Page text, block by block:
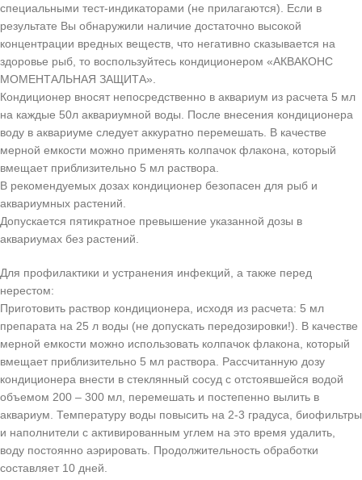
специальными тест-индикаторами (не прилагаются). Если в
результате Вы обнаружили наличие достаточно высокой
концентрации вредных веществ, что негативно сказывается на
здоровье рыб, то воспользуйтесь кондиционером «АКВАКОНС
МОМЕНТАЛЬНАЯ ЗАЩИТА».
Кондиционер вносят непосредственно в аквариум из расчета 5 мл
на каждые 50л аквариумной воды. После внесения кондиционера
воду в аквариуме следует аккуратно перемешать. В качестве
мерной емкости можно применять колпачок флакона, который
вмещает приблизительно 5 мл раствора.
В рекомендуемых дозах кондиционер безопасен для рыб и
аквариумных растений.
Допускается пятикратное превышение указанной дозы в
аквариумах без растений.
Для профилактики и устранения инфекций, а также перед
нерестом:
Приготовить раствор кондиционера, исходя из расчета: 5 мл
препарата на 25 л воды (не допускать передозировки!). В качестве
мерной емкости можно использовать колпачок флакона, который
вмещает приблизительно 5 мл раствора. Рассчитанную дозу
кондиционера внести в стеклянный сосуд с отстоявшейся водой
объемом 200 – 300 мл, перемешать и постепенно вылить в
аквариум. Температуру воды повысить на 2-3 градуса, биофильтры
и наполнители с активированным углем на это время удалить,
воду постоянно аэрировать. Продолжительность обработки
составляет 10 дней.